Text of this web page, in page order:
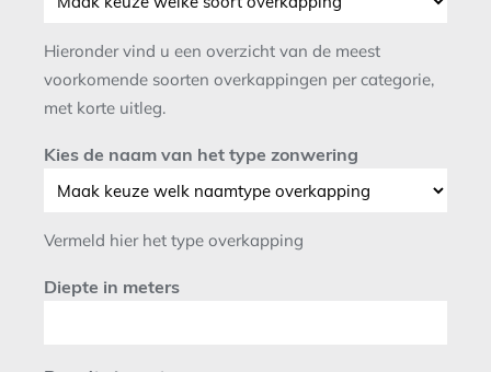
Hieronder vind u een overzicht van de meest
voorkomende soorten overkappingen per categorie,
met korte uitleg.
Kies de naam van het type zonwering
Vermeld hier het type overkapping
Diepte in meters